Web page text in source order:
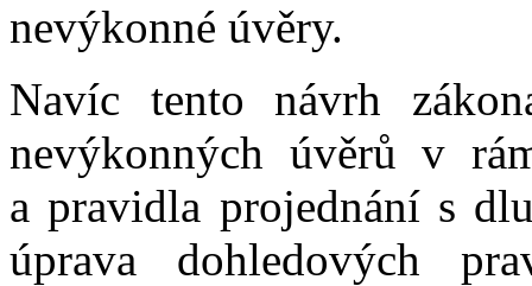
nevýkonné úvěry.
Navíc tento návrh
nevýkonných úvěrů v
a pravidla projednání s
úprava dohledových